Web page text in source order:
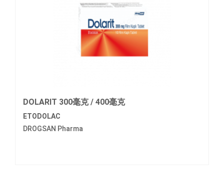
DOLARIT 300毫克 / 400毫克
ETODOLAC
DROGSAN Pharma